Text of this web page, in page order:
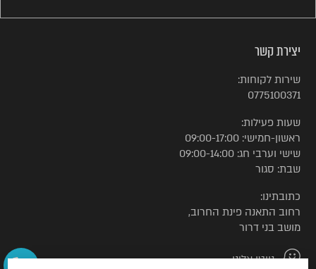
יצירת קשר
שירות לקוחות:
0775100371
שעות פעילות:
ראשון-חמישי: 09:00-17:00
שישי וערבי חג: 09:00-14:00
שבת: סגור
כתובתינו:
רחוב התאנה פינת החרוב,
מושב בני דרור
נווטו אלינו